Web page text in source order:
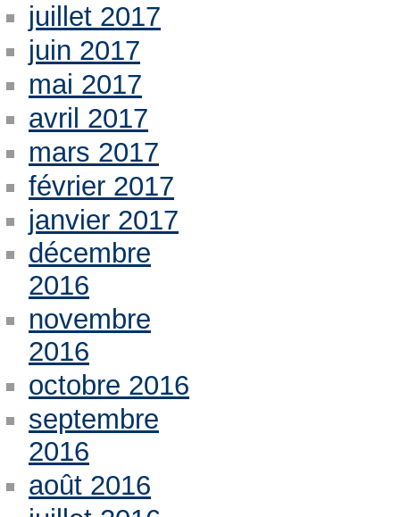
juillet 2017
juin 2017
mai 2017
avril 2017
mars 2017
février 2017
janvier 2017
décembre
2016
novembre
2016
octobre 2016
septembre
2016
août 2016